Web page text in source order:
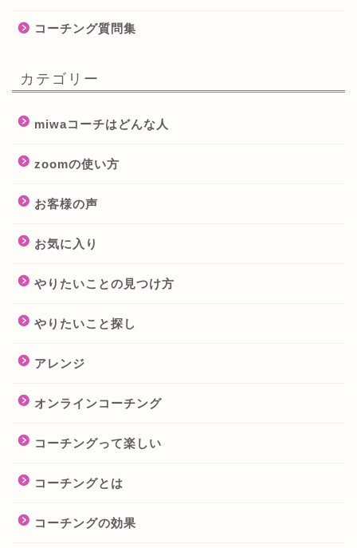
コーチング質問集
カテゴリー
miwaコーチはどんな人
zoomの使い方
お客様の声
お気に入り
やりたいことの見つけ方
やりたいこと探し
アレンジ
オンラインコーチング
コーチングって楽しい
コーチングとは
コーチングの効果